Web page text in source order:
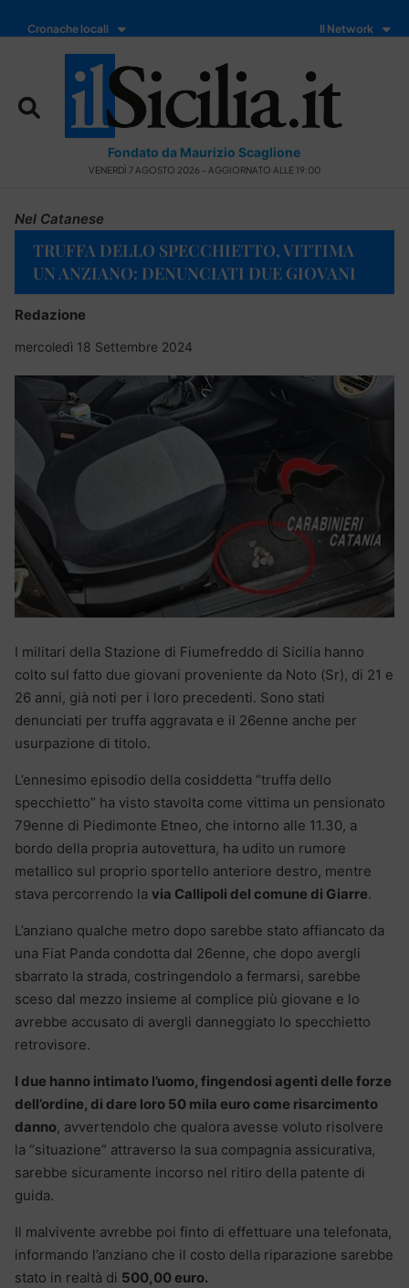
Cronache locali Il Network
Fondato da Maurizio Scaglione
VENERDÌ 7 AGOSTO 2026 - AGGIORNATO ALLE 19:00
Nel Catanese
TRUFFA DELLO SPECCHIETTO, VITTIMA
UN ANZIANO: DENUNCIATI DUE GIOVANI
Redazione
mercoledì 18 Settembre 2024
I militari della Stazione di Fiumefreddo di Sicilia hanno
colto sul fatto due giovani proveniente da Noto (Sr), di 21 e
26 anni, già noti per i loro precedenti. Sono stati
denunciati per truffa aggravata e il 26enne anche per
usurpazione di titolo.
L’ennesimo episodio della cosiddetta “truffa dello
specchietto” ha visto stavolta come vittima un pensionato
79enne di Piedimonte Etneo, che intorno alle 11.30, a
bordo della propria autovettura, ha udito un rumore
metallico sul proprio sportello anteriore destro, mentre
stava percorrendo la via Callipoli del comune di Giarre.
L’anziano qualche metro dopo sarebbe stato affiancato da
una Fiat Panda condotta dal 26enne, che dopo avergli
sbarrato la strada, costringendolo a fermarsi, sarebbe
sceso dal mezzo insieme al complice più giovane e lo
avrebbe accusato di avergli danneggiato lo specchietto
retrovisore.
I due hanno intimato l’uomo, fingendosi agenti delle forze
dell’ordine, di dare loro 50 mila euro come risarcimento
danno, avvertendolo che qualora avesse voluto risolvere
la “situazione” attraverso la sua compagnia assicurativa,
sarebbe sicuramente incorso nel ritiro della patente di
guida.
Il malvivente avrebbe poi finto di effettuare una telefonata,
informando l’anziano che il costo della riparazione sarebbe
stato in realtà di 500,00 euro.